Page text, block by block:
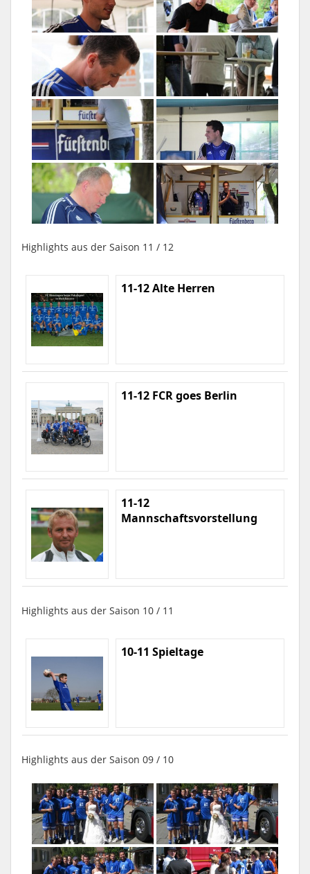
Highlights aus der Saison 11 / 12
11-12 Alte Herren
11-12 FCR goes Berlin
11-12
Mannschaftsvorstellung
Highlights aus der Saison 10 / 11
10-11 Spieltage
Highlights aus der Saison 09 / 10